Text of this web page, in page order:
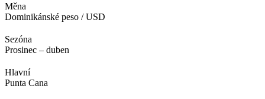
Měna
Dominikánské peso / USD
Sezóna
Prosinec – duben
Hlavní
Punta Cana